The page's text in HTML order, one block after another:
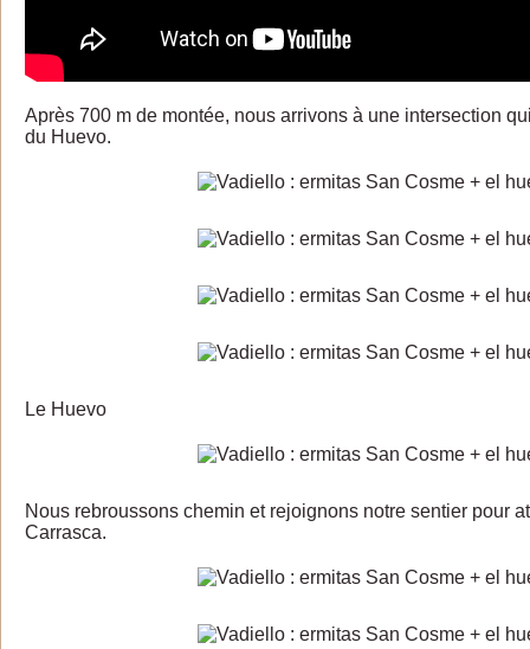
Après 700 m de montée, nous arrivons à une intersection
du Huevo.
Le Huevo
Nous rebroussons chemin et rejoignons notre sentier pour
Carrasca.